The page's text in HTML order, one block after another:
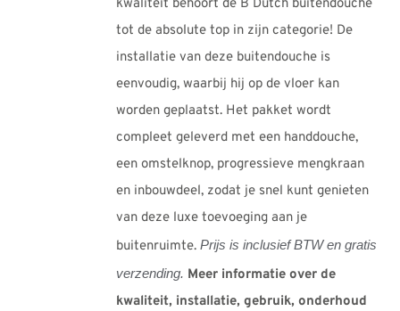
kwaliteit behoort de B Dutch buitendouche
tot de absolute top in zijn categorie! De
installatie van deze buitendouche is
eenvoudig, waarbij hij op de vloer kan
worden geplaatst. Het pakket wordt
compleet geleverd met een handdouche,
een omstelknop, progressieve mengkraan
en inbouwdeel, zodat je snel kunt genieten
van deze luxe toevoeging aan je
buitenruimte.Prijs is inclusief BTW en gratis
verzending. Meer informatie over de
kwaliteit, installatie, gebruik, onderhoud